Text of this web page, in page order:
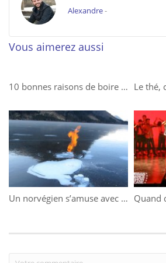
Alexandre-
Vous aimerez aussi
10 bonnes raisons de boire du café
Un norvégien s’amuse avec du méthane et un lac gelé